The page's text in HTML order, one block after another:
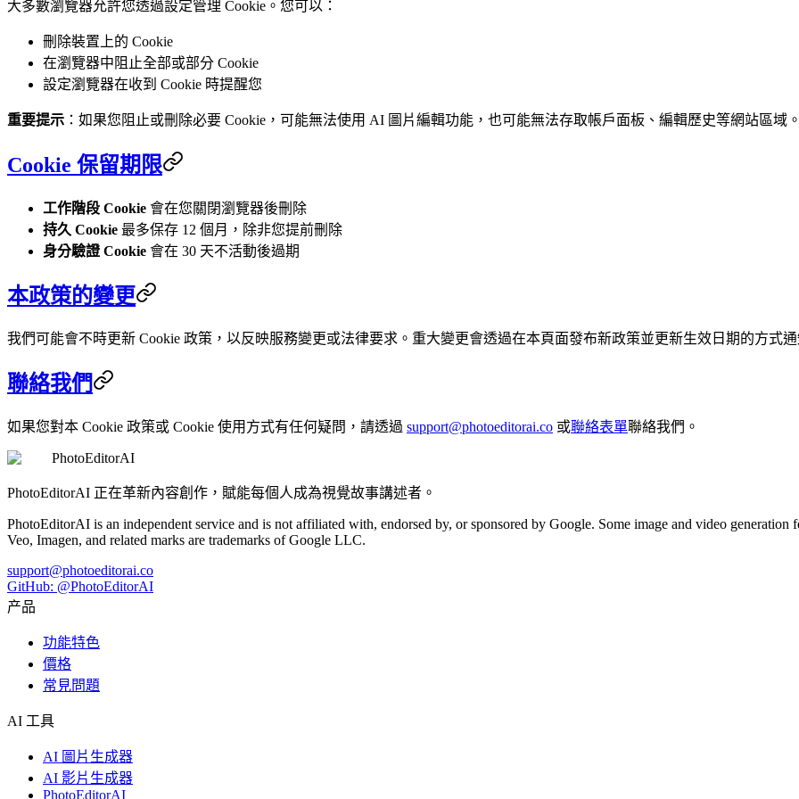
大多數瀏覽器允許您透過設定管理 Cookie。您可以：
刪除裝置上的 Cookie
在瀏覽器中阻止全部或部分 Cookie
設定瀏覽器在收到 Cookie 時提醒您
重要提示 ：如果您阻止或刪除必要 Cookie，可能無法使用 AI 圖片編輯功能，也可能無法存取帳戶面板、編輯歷史等網站區域。
Cookie 保留期限
工作階段 Cookie 會在您關閉瀏覽器後刪除
持久 Cookie 最多保存 12 個月，除非您提前刪除
身分驗證 Cookie 會在 30 天不活動後過期
本政策的變更
我們可能會不時更新 Cookie 政策，以反映服務變更或法律要求。重大變更會透過在本頁面發布新政策並更新生效日期的方式通
聯絡我們
如果您對本 Cookie 政策或 Cookie 使用方式有任何疑問，請透過 support@photoeditorai.co 或聯絡表單聯絡我們。
PhotoEditorAI
PhotoEditorAI 正在革新內容創作，賦能每個人成為視覺故事講述者。
PhotoEditorAI is an independent service and is not affiliated with, endorsed by, or sponsored by Google. Some image and video
Veo, Imagen, and related marks are trademarks of Google LLC.
support@photoeditorai.co
GitHub: @PhotoEditorAI
产品
功能特色
價格
常見問題
AI 工具
AI 圖片生成器
AI 影片生成器
PhotoEditorAI